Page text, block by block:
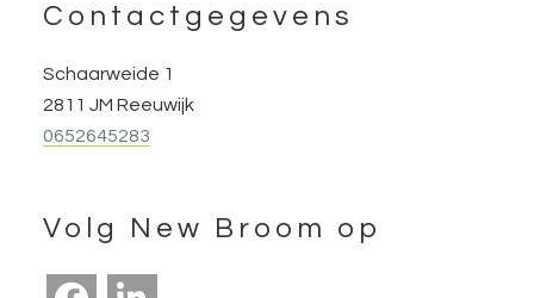
Footer
Contactgegevens
Schaarweide 1
2811 JM Reeuwijk
0652645283
Volg New Broom op